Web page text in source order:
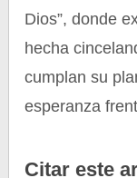
Dios”, donde
hecha
cumplan su
esperanza
Citar este